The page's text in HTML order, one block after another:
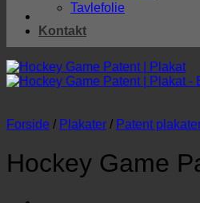
Tavlefolie
Kontakt
Forside / Plakater / Patent
Hockey Game